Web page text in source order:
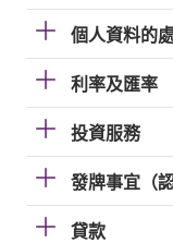
個人資料的
利率及匯率
投資服務
發牌事宜（
貸款